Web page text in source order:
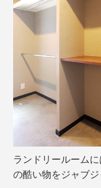
ランドリールーム
の酷い物をジャブジ